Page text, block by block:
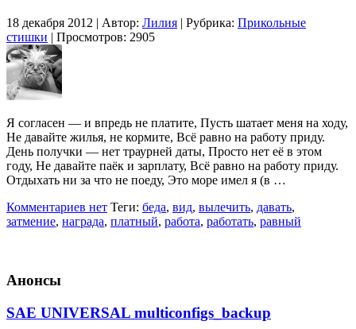
18 декабря 2012 | Автор: Лилия | Рубрика: Прикольные
стишки | Просмотров: 2905
Я согласен — и впредь не платите, Пусть шатает меня на ходу,
Не давайте жилья, не кормите, Всё равно на работу приду.
День получки — нет траурней даты, Просто нет её в этом
году, Не давайте паёк и зарплату, Всё равно на работу приду.
Отдыхать ни за что не поеду, Это море имел я (в …
Комментариев нет Теги: беда, вид, вылечить, давать,
затмение, награда, платный, работа, работать, равный
Анонсы
SAE UNIVERSAL multiconfigs_backup